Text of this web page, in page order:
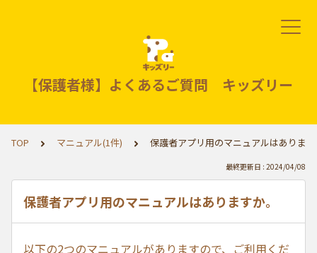
【保護者様】よくあるご質問 キッズリー
TOP マニュアル(1件) 保護者アプリ用のマニュアルはありま
最終更新日 : 2024/04/08
保護者アプリ用のマニュアルはありますか。
以下の2つのマニュアルがありますので、ご利用くだ